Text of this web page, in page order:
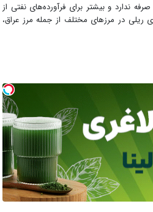
ندارد و بیشتر برای فرآورده‌های نفتی از
ریلی در مرزهای مختلف از جمله مرز عراق،